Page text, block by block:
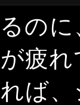
のに
疲れ
ば